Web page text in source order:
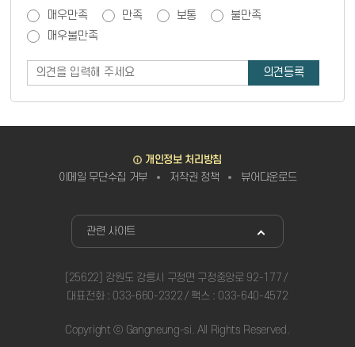
매우만족 만족 보통
불만족
매우불만족
개인정보 처리방침
이메일 무단수집 거부
저작권 정책 뷰어다운로드
관련 사이트
[25622] 강원도 강릉시 구정면 구정중앙로 92-177
대표전화 :033-660-2322 팩스 : 033-640-4572
Copyright ⓒ Gangneung-si. All Rights Reserved.